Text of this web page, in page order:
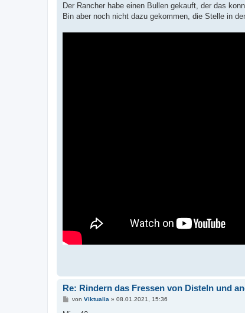
r
a
Der Rancher habe einen Bullen gekauft, der das
Bin aber noch nicht dazu gekommen, die Stelle in
Re: Rindern das Fressen von Disteln und
Bvon Viktualia » 08.01.2021, 15:36